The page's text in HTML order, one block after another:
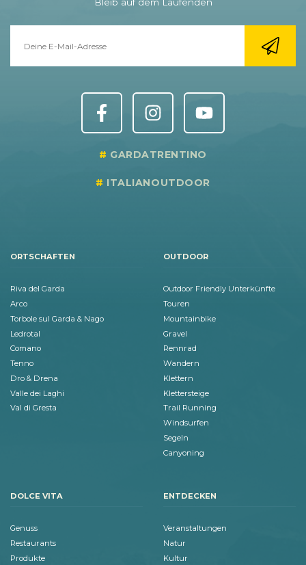
Bleib auf dem Laufenden
GARDATRENTINO
ITALIANOUTDOOR
ORTSCHAFTEN
Riva del Garda
Arco
Torbole sul Garda & Nago
Ledrotal
Comano
Tenno
Dro & Drena
Valle dei Laghi
Val di Gresta
OUTDOOR
Outdoor Friendly Unterkünfte
Touren
Mountainbike
Gravel
Rennrad
Wandern
Klettern
Klettersteige
Trail Running
Windsurfen
Segeln
Canyoning
DOLCE VITA
Genuss
Restaurants
Produkte
ENTDECKEN
Veranstaltungen
Natur
Kultur